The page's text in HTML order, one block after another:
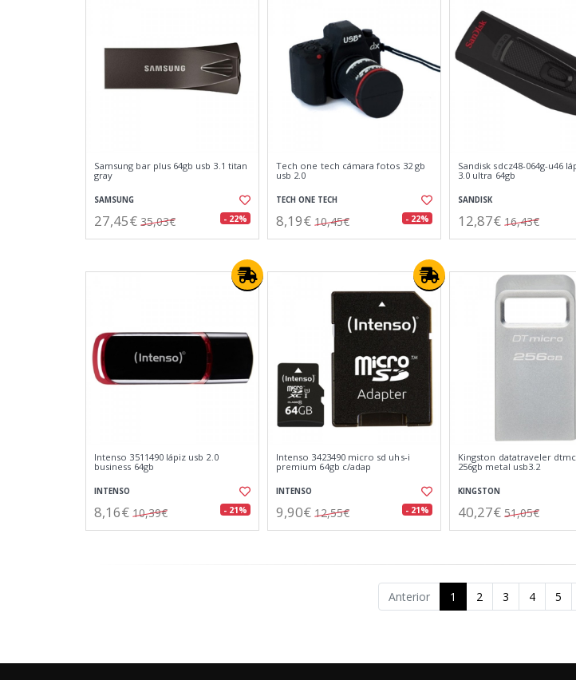
Samsung bar plus 64gb usb 3.1 titan
gray
SAMSUNG
27,45€ 35,03€ - 22%
Tech one tech cámara fotos 32 gb
usb 2.0
TECH ONE TECH
8,19€ 10,45€ - 22%
Sandisk sdcz48-064g-u46
3.0 ultra 64gb
SANDISK
12,87€ 16,43€
Intenso 3511490 lápiz usb 2.0
business 64gb
INTENSO
8,16€ 10,39€ - 21%
Intenso 3423490 micro sd uhs-i
premium 64gb c/adap
INTENSO
9,90€ 12,55€ - 21%
Kingston datatraveler
256gb metal usb3.2
KINGSTON
40,27€ 51,05€
Anterior 1 2 3 4 5